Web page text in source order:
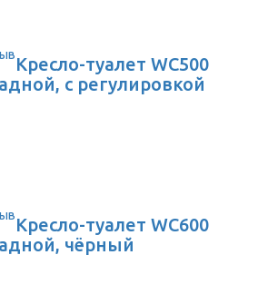
Кресло-туалет WC500
с регулировкой
Кресло-туалет WC600
чёрный